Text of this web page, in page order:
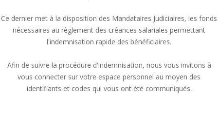
Ce dernier met à la disposition des Mandataires Judiciaires, les fonds
nécessaires au règlement des créances salariales permettant
l'indemnisation rapide des bénéficiaires.
Afin de suivre la procédure d'indemnisation, nous vous invitons à
vous connecter sur votre espace personnel au moyen des
identifiants et codes qui vous ont été communiqués.